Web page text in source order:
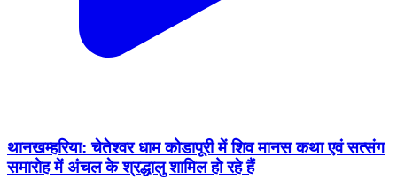
थानखम्हरिया: चेतेश्वर धाम कोडापूरी में शिव मानस कथा एवं सत्संग
समारोह में अंचल के श्रद्धालु शामिल हो रहे हैं